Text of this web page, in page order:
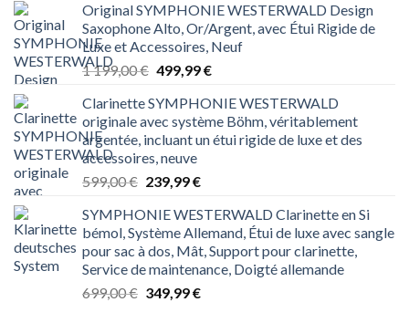
Original SYMPHONIE WESTERWALD Design
Saxophone Alto, Or/Argent, avec Étui Rigide de
Luxe et Accessoires, Neuf
1 199,00€ Le
initial
était :
1 199,00 €.
499,99€Le
actuel
est :
499,99 €.
Clarinette SYMPHONIE WESTERWALD
originale avec système Böhm, véritablement
argentée, incluant un étui rigide de luxe et des
accessoires, neuve
599,00€ Le
initial
était :
599,00 €.
239,99€Le
actuel
est :
239,99 €.
SYMPHONIE WESTERWALD Clarinette en Si
bémol, Système Allemand, Étui de luxe avec sangle
pour sac à dos, Mât, Support pour clarinette,
Service de maintenance, Doigté allemande
699,00€ Le
349,99€Le